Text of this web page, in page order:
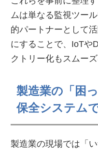
ムは単なる監視ツー
的パートナーとして
にすることで、IoTや
クトリー化もスムー
製造業の「困
保全システム
製造業の現場では「